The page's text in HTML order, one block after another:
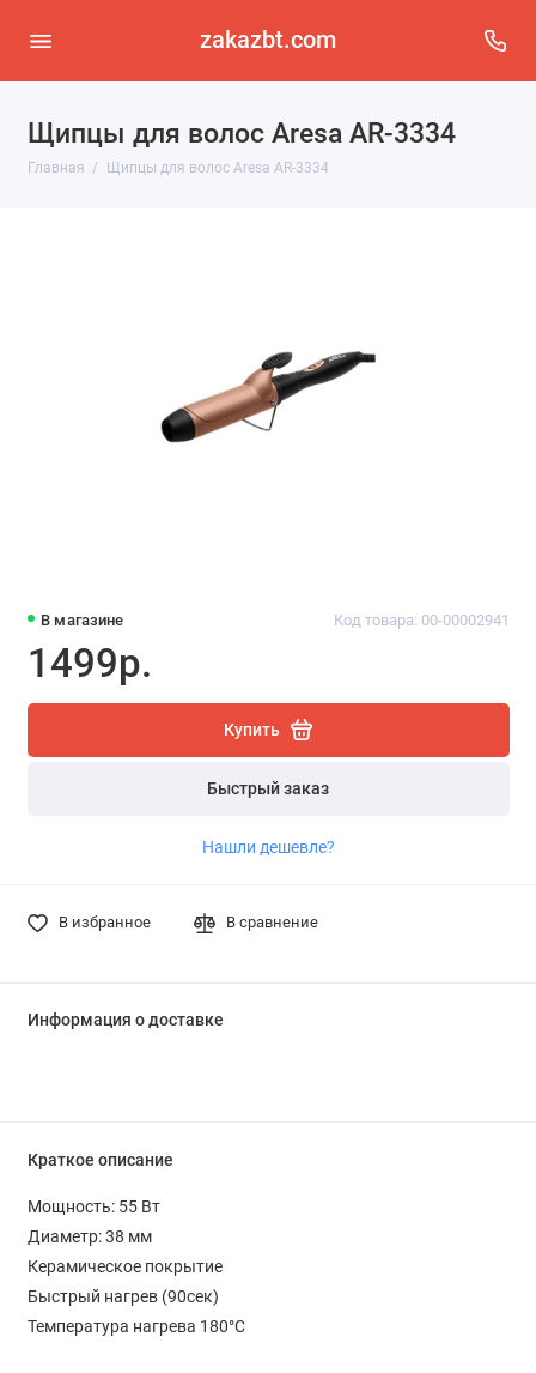
zakazbt.com
Щипцы для волос Aresa AR-3334
Главная Щипцы для волос Aresa AR-3334
В магазине Код товара: 00-00002941
1499р.
Купить
Быстрый заказ
Нашли дешевле?
В избранное В сравнение
Информация о доставке
Краткое описание
Мощность: 55 Вт
Диаметр: 38 мм
Керамическое покрытие
Быстрый нагрев (90сек)
Температура нагрева 180°С